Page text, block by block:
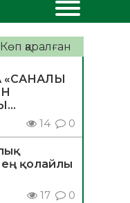
Көп қаралған
14 0
ең қолайлы
17 0